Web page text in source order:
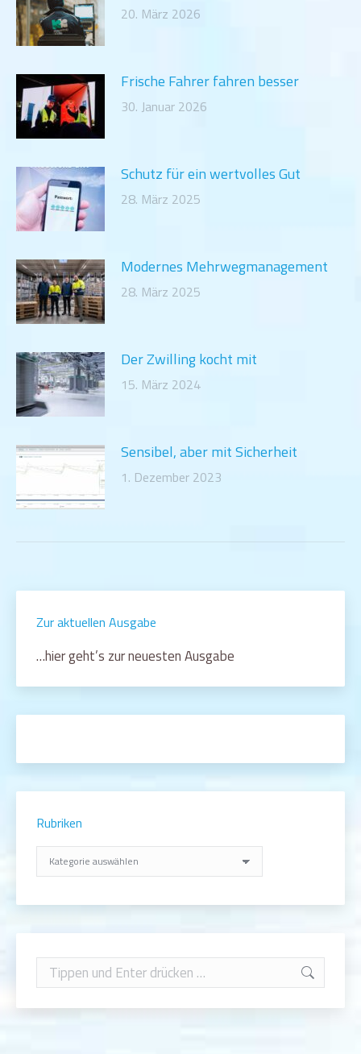
20. März 2026
Frische Fahrer fahren besser
30. Januar 2026
Schutz für ein wertvolles Gut
28. März 2025
Modernes Mehrwegmanagement
28. März 2025
Der Zwilling kocht mit
15. März 2024
Sensibel, aber mit Sicherheit
1. Dezember 2023
Zur aktuellen Ausgabe
…hier geht’s zur neuesten Ausgabe
Rubriken
Rubriken
Search: